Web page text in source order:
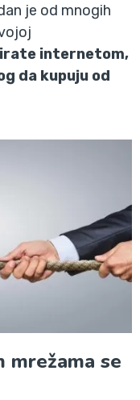
je od mnogih
internetom,
da kupuju od
mrežama se